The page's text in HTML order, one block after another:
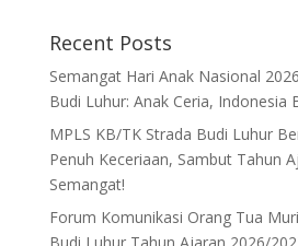
Recent Posts
Semangat Hari Anak Nasional
Budi Luhur: Anak Ceria, Indonesia
MPLS KB/TK Strada Budi Luhur
Penuh Keceriaan, Sambut Tahun
Semangat!
Forum Komunikasi Orang Tua